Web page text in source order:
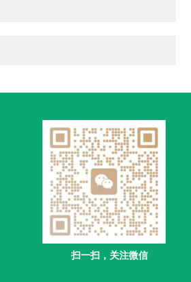
扫一扫，关注微信